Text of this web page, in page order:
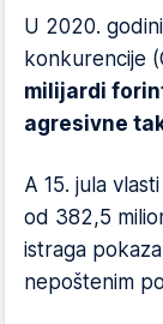
U 2020.
konkurencije
milijardi
agresivne
A 15. jula
od 382,5
istraga
nepoštenim